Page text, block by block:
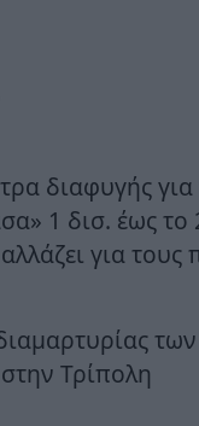
διαφυγής για
1 δισ. έως το
για τους
Τρίπολη